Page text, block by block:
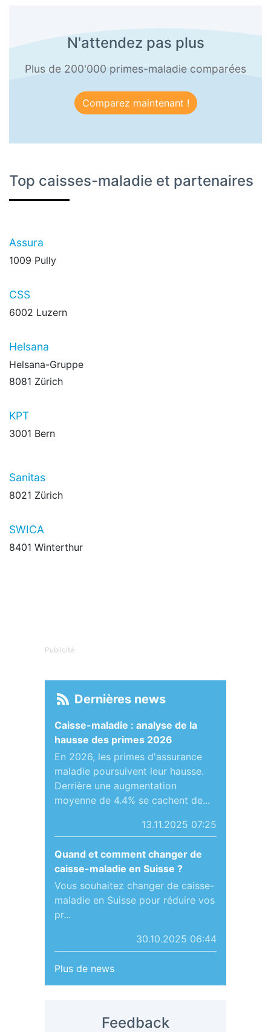
N'attendez pas plus
Plus de 200'000 primes-maladie comparées
Comparez maintenant !
Top caisses-maladie et partenaires
Assura
1009 Pully
CSS
6002 Luzern
Helsana
Helsana-Gruppe
8081 Zürich
KPT
3001 Bern
Sanitas
8021 Zürich
SWICA
8401 Winterthur
Publicité
Dernières news
Caisse-maladie : analyse de la
hausse des primes 2026
En 2026, les primes d'assurance
maladie poursuivent leur hausse.
Derrière une augmentation
moyenne de 4.4% se cachent de...
13.11.2025 07:25
Quand et comment changer de
caisse-maladie en Suisse ?
Vous souhaitez changer de caisse-
maladie en Suisse pour réduire vos
pr...
30.10.2025 06:44
Plus de news
Feedback